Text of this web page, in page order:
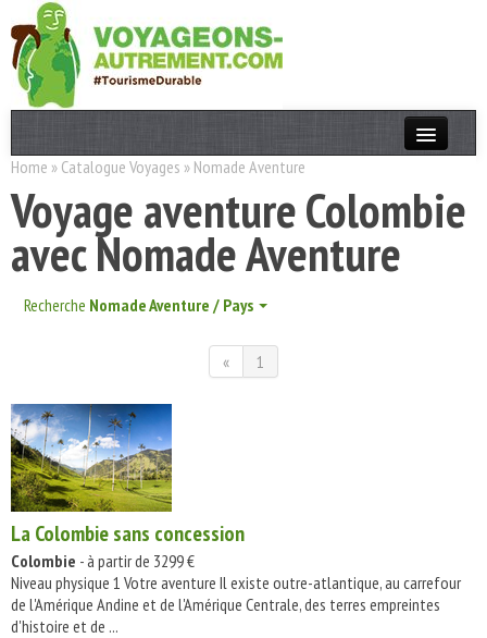
Actualités
T. Responsable
Destinations
Acteurs
Home » Catalogue Voyages » Nomade Aventure
Voyage aventure Colombie
avec Nomade Aventure
Recherche Nomade Aventure / Pays
« 1
La Colombie sans concession
Colombie - à partir de 3299 €
Niveau physique 1 Votre aventure Il existe outre-atlantique, au carrefour
de l'Amérique Andine et de l'Amérique Centrale, des terres empreintes
d'histoire et de ...